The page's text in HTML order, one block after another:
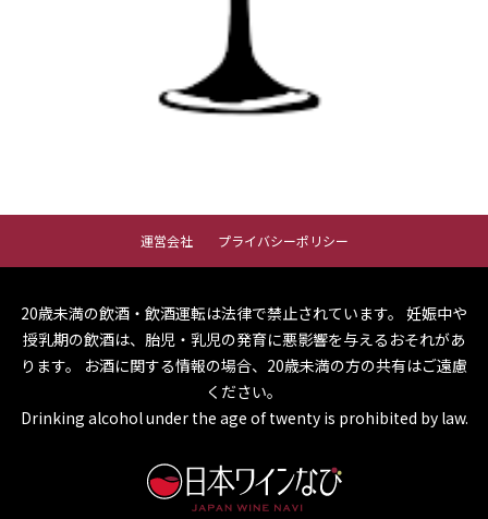
運営会社 プライバシーポリシー
20歳未満の飲酒・飲酒運転は法律で禁止されています。 妊娠中や
授乳期の飲酒は、胎児・乳児の発育に悪影響を与えるおそれがあ
ります。
お酒に関する情報の場合、20歳未満の方の共有はご遠慮
ください。
Drinking alcohol under the age of twenty is prohibited by law.